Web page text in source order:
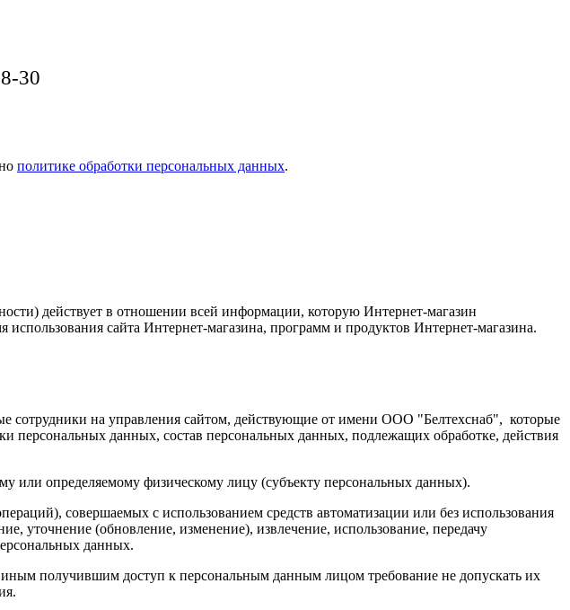
30
политике обработки персональных данных.
действует в отношении всей информации, которую Интернет-магазин
сайта Интернет-магазина, программ и продуктов Интернет-магазина.
сотрудники на управления сайтом, действующие от имени ООО "Белтехснаб", которые
персональных данных, состав персональных данных, подлежащих обработке, действия
или определяемому физическому лицу (субъекту персональных данных).
совершаемых с использованием средств автоматизации или без использования
уточнение (обновление, изменение), извлечение, использование, передачу
данных.
получившим доступ к персональным данным лицом требование не допускать их